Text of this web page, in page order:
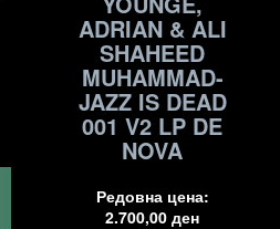
ADRIAN & ALI
SHAHEED
MUHAMMAD-
JAZZ IS DEAD
001 V2 LP DE
NOVA
Редовна цена:
2.700,00ден